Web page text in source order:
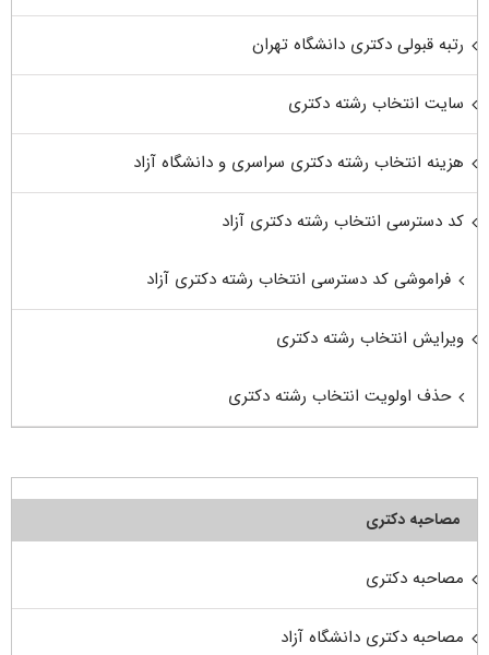
رتبه قبولی دکتری دانشگاه تهران
سایت انتخاب رشته دکتری
هزینه انتخاب رشته دکتری سراسری و دانشگاه آزاد
کد دسترسی انتخاب رشته دکتری آزاد
فراموشی کد دسترسی انتخاب رشته دکتری آزاد
ویرایش انتخاب رشته دکتری
حذف اولویت انتخاب رشته دکتری
مصاحبه دکتری
مصاحبه دکتری
مصاحبه دکتری دانشگاه آزاد